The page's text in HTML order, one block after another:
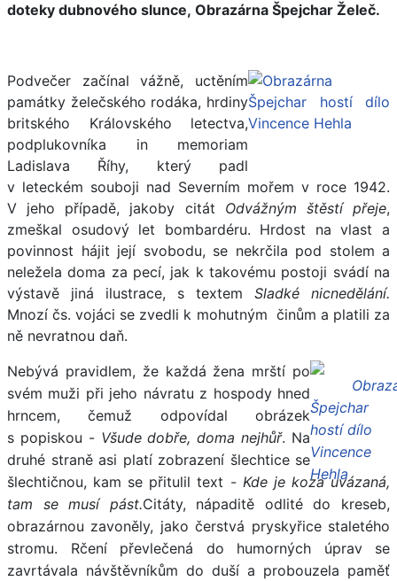
doteky dubnového slunce, Obrazárna Špejchar Želeč.
Podvečer začínal vážně, uctěním
památky želečského rodáka, hrdiny
britského Královského letectva,
podplukovníka in memoriam
Ladislava Říhy, který padl
v leteckém souboji nad Severním mořem v roce 1942.
V jeho případě, jakoby citát Odvážným štěstí přeje,
zmeškal osudový let bombardéru. Hrdost na vlast a
povinnost hájit její svobodu, se nekrčila pod stolem a
neležela doma za pecí, jak k takovému postoji svádí na
výstavě jiná ilustrace, s textem Sladké nicnedělání.
Mnozí čs. vojáci se zvedli k mohutným činům a platili za
ně nevratnou daň.
Nebývá pravidlem, že každá žena mrští po
svém muži při jeho návratu z hospody hned
hrncem, čemuž odpovídal obrázek
s popiskou - Všude dobře, doma nejhůř. Na
druhé straně asi platí zobrazení šlechtice se
šlechtičnou, kam se přitulil text - Kde je koza uvázaná,
tam se musí pást.Citáty, nápaditě odlité do kreseb,
obrazárnou zavoněly, jako čerstvá pryskyřice staletého
stromu. Rčení převlečená do humorných úprav se
zavrtávala návštěvníkům do duší a probouzela paměť